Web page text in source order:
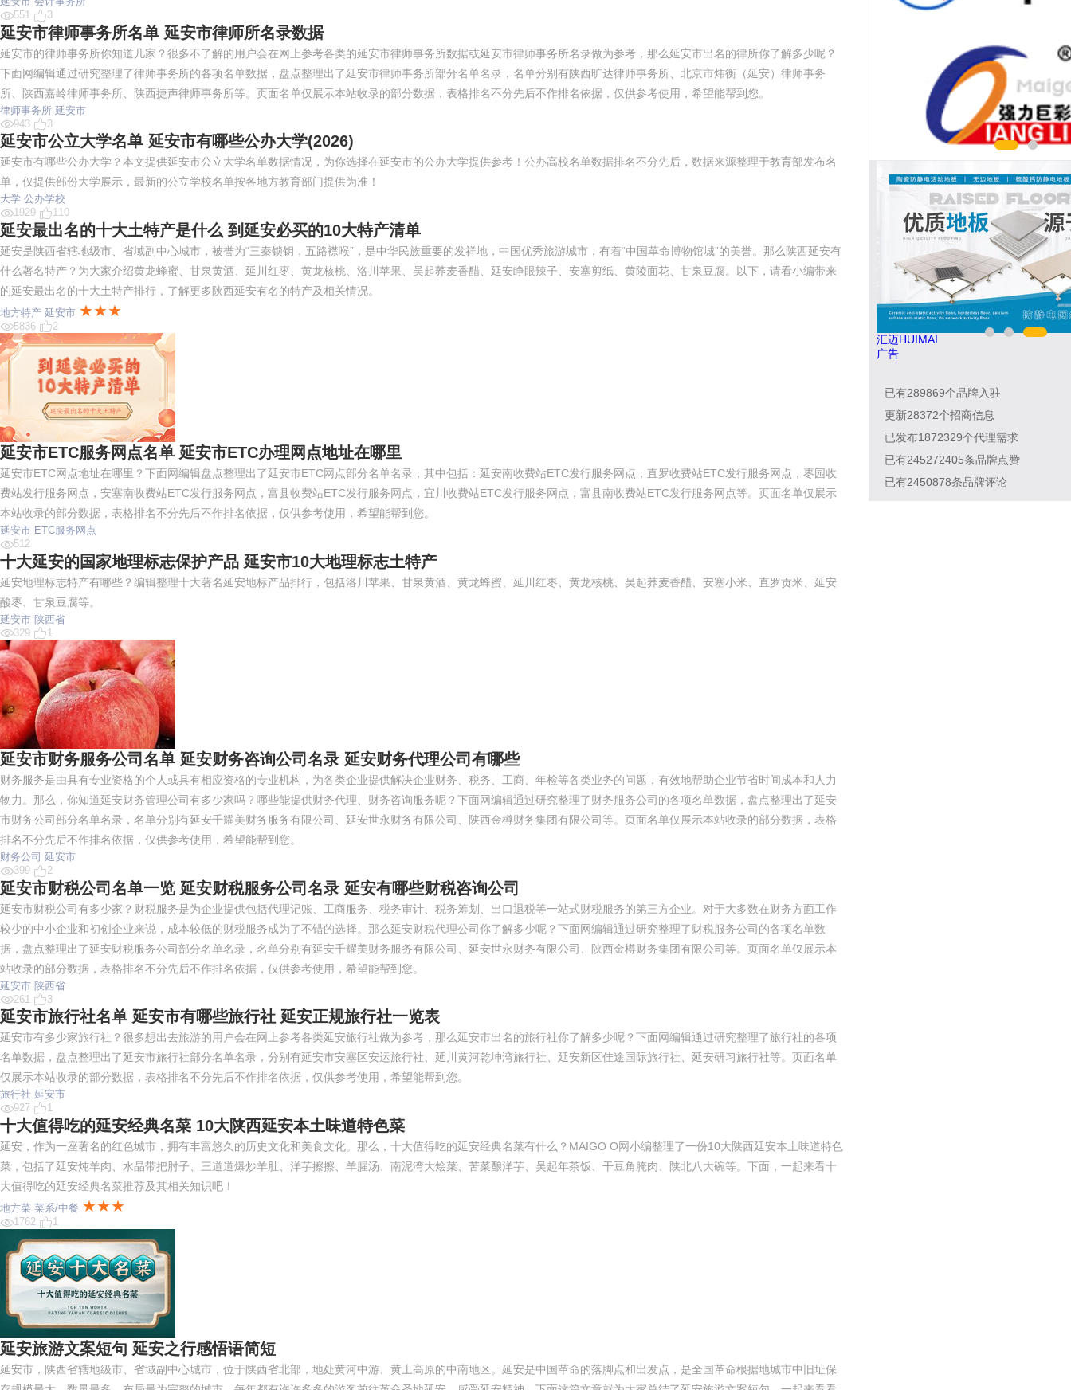
551
3
延安市律师事务所名单 延安市律师所名录数据
延安市的律师事务所你知道几家？很多不了解的用户会在网上参考各类的延安市律师事务所数据或延安市律师事务所名录做为参考，那么延安市出名的律所你了解多少呢？
下面网编辑通过研究整理了律师事务所的各项名单数据，盘点整理出了延安市律师事务所部分名单名录，名单分别有陕西旷达律师事务所、北京市炜衡（延安）律师事务
所、陕西嘉岭律师事务所、陕西捷声律师事务所等。页面名单仅展示本站收录的部分数据，表格排名不分先后不作排名依据，仅供参考使用，希望能帮到您。
律师事务所 延安市
943
3
延安市公立大学名单 延安市有哪些公办大学(2026)
延安市有哪些公办大学？本文提供延安市公立大学名单数据情况，为你选择在延安市的公办大学提供参考！公办高校名单数据排名不分先后，数据来源整理于教育部发布名
单，仅提供部份大学展示，最新的公立学校名单按各地方教育部门提供为准！
大学 公办学校
1929
110
延安最出名的十大土特产是什么 到延安必买的10大特产清单
延安是陕西省辖地级市、省域副中心城市，被誉为“三秦锁钥，五路襟喉”，是中华民族重要的发祥地，中国优秀旅游城市，有着“中国革命博物馆城”的美誉。那么陕西延安有
什么著名特产？为大家介绍黄龙蜂蜜、甘泉黄酒、延川红枣、黄龙核桃、洛川苹果、吴起荞麦香醋、延安睁眼辣子、安塞剪纸、黄陵面花、甘泉豆腐。以下，请看小编带来
的延安最出名的十大土特产排行，了解更多陕西延安有名的特产及相关情况。
地方特产 延安市 ★★★
5836 2
延安市ETC服务网点名单 延安市ETC办理网点地址在哪里
延安市ETC网点地址在哪里？下面网编辑盘点整理出了延安市ETC网点部分名单名录，其中包括：延安南收费站ETC发行服务网点，直罗收费站ETC发行服务网点，枣园收
费站发行服务网点，安塞南收费站ETC发行服务网点，富县收费站ETC发行服务网点，宜川收费站ETC发行服务网点，富县南收费站ETC发行服务网点等。页面名单仅展示
本站收录的部分数据，表格排名不分先后不作排名依据，仅供参考使用，希望能帮到您。
延安市 ETC服务网点
512
十大延安的国家地理标志保护产品 延安市10大地理标志土特产
延安地理标志特产有哪些？编辑整理十大著名延安地标产品排行，包括洛川苹果、甘泉黄酒、黄龙蜂蜜、延川红枣、黄龙核桃、吴起荞麦香醋、安塞小米、直罗贡米、延安
酸枣、甘泉豆腐等。
延安市 陕西省
329
1
延安市财务服务公司名单 延安财务咨询公司名录 延安财务代理公司有哪些
财务服务是由具有专业资格的个人或具有相应资格的专业机构，为各类企业提供解决企业财务、税务、工商、年检等各类业务的问题，有效地帮助企业节省时间成本和人力
物力。那么，你知道延安财务管理公司有多少家吗？哪些能提供财务代理、财务咨询服务呢？下面网编辑通过研究整理了财务服务公司的各项名单数据，盘点整理出了延安
市财务公司部分名单名录，名单分别有延安千耀美财务服务有限公司、延安世永财务有限公司、陕西金樽财务集团有限公司等。页面名单仅展示本站收录的部分数据，表格
排名不分先后不作排名依据，仅供参考使用，希望能帮到您。
财务公司 延安市
399
2
延安市财税公司名单一览 延安财税服务公司名录 延安有哪些财税咨询公司
延安市财税公司有多少家？财税服务是为企业提供包括代理记账、工商服务、税务审计、税务筹划、出口退税等一站式财税服务的第三方企业。对于大多数在财务方面工作
较少的中小企业和初创企业来说，成本较低的财税服务成为了不错的选择。那么延安财税代理公司你了解多少呢？下面网编辑通过研究整理了财税服务公司的各项名单数
据，盘点整理出了延安财税服务公司部分名单名录，名单分别有延安千耀美财务服务有限公司、延安世永财务有限公司、陕西金樽财务集团有限公司等。页面名单仅展示本
站收录的部分数据，表格排名不分先后不作排名依据，仅供参考使用，希望能帮到您。
延安市 陕西省
261
3
延安市旅行社名单 延安市有哪些旅行社 延安正规旅行社一览表
延安市有多少家旅行社？很多想出去旅游的用户会在网上参考各类延安旅行社做为参考，那么延安市出名的旅行社你了解多少呢？下面网编辑通过研究整理了旅行社的各项
名单数据，盘点整理出了延安市旅行社部分名单名录，分别有延安市安塞区安运旅行社、延川黄河乾坤湾旅行社、延安新区佳途国际旅行社、延安研习旅行社等。页面名单
仅展示本站收录的部分数据，表格排名不分先后不作排名依据，仅供参考使用，希望能帮到您。
旅行社 延安市
927
1
十大值得吃的延安经典名菜 10大陕西延安本土味道特色菜
延安，作为一座著名的红色城市，拥有丰富悠久的历史文化和美食文化。那么，十大值得吃的延安经典名菜有什么？MAIGO O网小编整理了一份10大陕西延安本土味道特色
菜，包括了延安炖羊肉、水晶带把肘子、三道道爆炒羊肚、洋芋擦擦、羊腥汤、南泥湾大烩菜、苦菜酿洋芋、吴起年茶饭、干豆角腌肉、陕北八大碗等。下面，一起来看十
大值得吃的延安经典名菜推荐及其相关知识吧！
地方菜 菜系/中餐 ★★★
1762 1
延安旅游文案短句 延安之行感悟语简短
延安市，陕西省辖地级市、省域副中心城市，位于陕西省北部，地处黄河中游、黄土高原的中南地区。延安是中国革命的落脚点和出发点，是全国革命根据地城市中旧址保
汇迈HUIMAI
广告
已有289869个品牌入驻
更新28372个招商信息
已发布1872329个代理需求
已有245272405条品牌点赞
已有2450878条品牌评论